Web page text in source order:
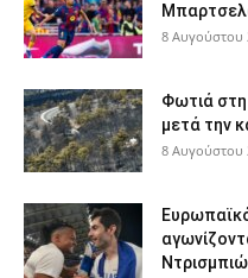
8 Αυγούστου
Φωτιά στη
μετά την
8 Αυγούστου